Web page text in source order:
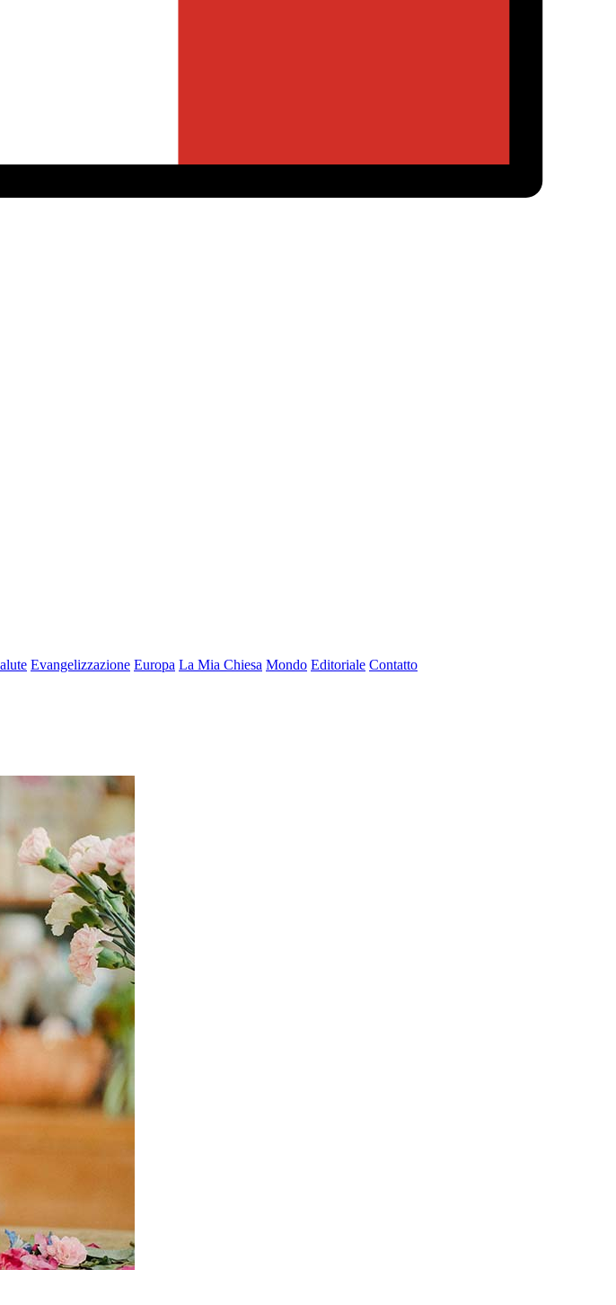
Evangelizzazione Europa La Mia Chiesa Mondo Editoriale Contatto